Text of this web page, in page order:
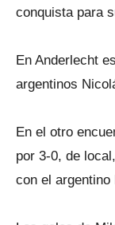
conquista para
En Anderlecht
argentinos
En el otro
por 3-0, de
con el